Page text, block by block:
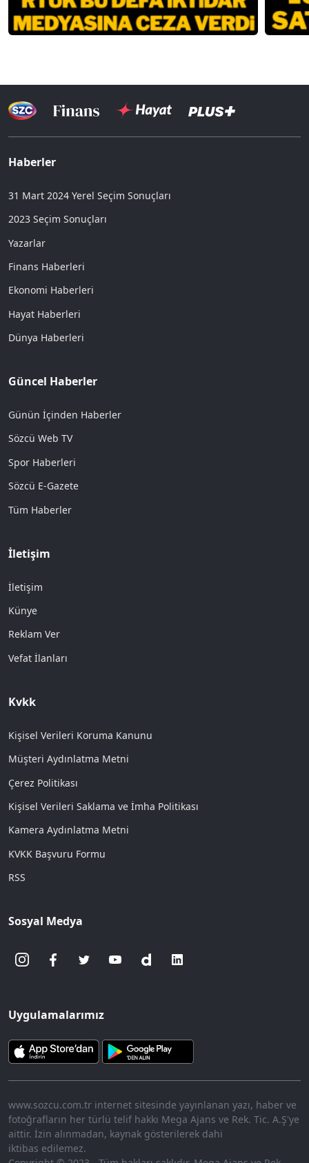
Haberler
31 Mart 2024 Yerel Seçim Sonuçları
2023 Seçim Sonuçları
Yazarlar
Finans Haberleri
Ekonomi Haberleri
Hayat Haberleri
Dünya Haberleri
Güncel Haberler
Günün İçinden Haberler
Sözcü Web TV
Spor Haberleri
Sözcü E-Gazete
Tüm Haberler
İletişim
İletişim
Künye
Reklam Ver
Vefat İlanları
Kvkk
Kişisel Verileri Koruma Kanunu
Müşteri Aydınlatma Metni
Çerez Politikası
Kişisel Verileri Saklama ve İmha Politikası
Kamera Aydınlatma Metni
KVKK Başvuru Formu
RSS
Sosyal Medya
Uygulamalarımız
www.sozcu.com.tr internet sitesinde yayınlanan yazı, haber ve
fotoğrafların her türlü telif hakkı Mega Ajans ve Rek. Tic. A.Ş'ye
aittir. İzin alınmadan, kaynak gösterilerek dahi
iktibas edilemez.